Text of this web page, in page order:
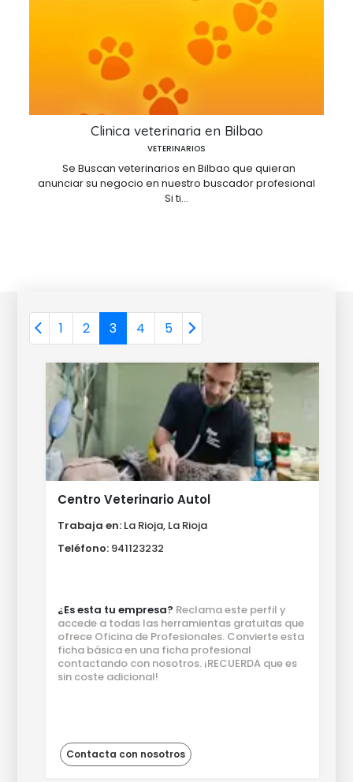
Clinica veterinaria en Bilbao
VETERINARIOS
Se Buscan veterinarios en Bilbao que quieran
anunciar su negocio en nuestro buscador profesional
Si ti...
1 2 3 4 5
Centro Veterinario Autol
Trabaja en: La Rioja, La Rioja
Teléfono: 941123232
¿Es esta tu empresa? Reclama este perfil y
accede a todas las herramientas gratuitas que
ofrece Oficina de Profesionales. Convierte esta
ficha básica en una ficha profesional
contactando con nosotros. ¡RECUERDA que es
sin coste adicional!
Contacta con nosotros